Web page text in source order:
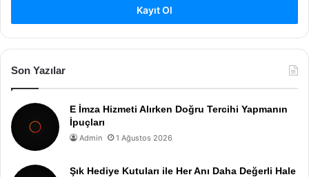
Kayıt Ol
Son Yazılar
E İmza Hizmeti Alırken Doğru Tercihi Yapmanın
İpuçları
Admin 1 Ağustos 2026
Şık Hediye Kutuları ile Her Anı Daha Değerli Hale